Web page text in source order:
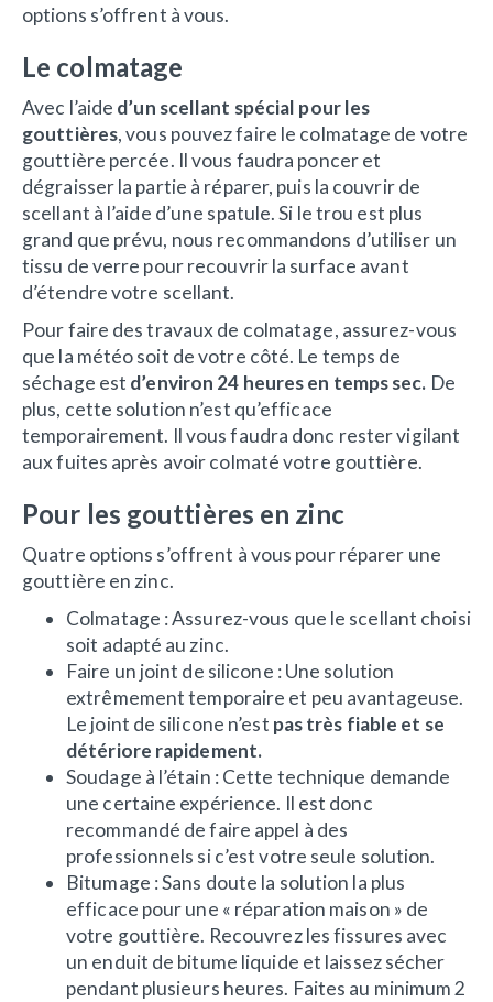
options s’offrent à vous.
Le colmatage
Avec l’aide d’un scellant spécial pour les
gouttières, vous pouvez faire le colmatage de votre
gouttière percée. Il vous faudra poncer et
dégraisser la partie à réparer, puis la couvrir de
scellant à l’aide d’une spatule. Si le trou est plus
grand que prévu, nous recommandons d’utiliser un
tissu de verre pour recouvrir la surface avant
d’étendre votre scellant.
Pour faire des travaux de colmatage, assurez-vous
que la météo soit de votre côté. Le temps de
séchage est d’environ 24 heures en temps sec. De
plus, cette solution n’est qu’efficace
temporairement. Il vous faudra donc rester vigilant
aux fuites après avoir colmaté votre gouttière.
Pour les gouttières en zinc
Quatre options s’offrent à vous pour réparer une
gouttière en zinc.
Colmatage : Assurez-vous que le scellant choisi
soit adapté au zinc.
Faire un joint de silicone : Une solution
extrêmement temporaire et peu avantageuse.
Le joint de silicone n’est pas très fiable et se
détériore rapidement.
Soudage à l’étain : Cette technique demande
une certaine expérience. Il est donc
recommandé de faire appel à des
professionnels si c’est votre seule solution.
Bitumage : Sans doute la solution la plus
efficace pour une « réparation maison » de
votre gouttière. Recouvrez les fissures avec
un enduit de bitume liquide et laissez sécher
pendant plusieurs heures. Faites au minimum 2